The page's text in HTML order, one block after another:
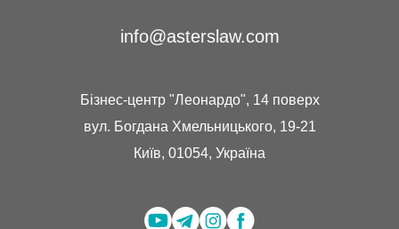
info@asterslaw.com
Бізнес-центр "Леонардо", 14 поверх
вул. Богдана Хмельницького, 19-21
Київ, 01054, Україна